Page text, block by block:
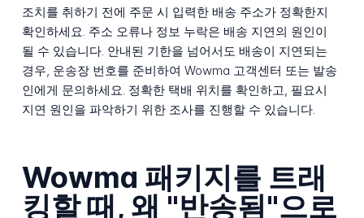
조치를 취하기 전에 주문 시 입력한 배송 주소가 정확한지
확인하세요. 주소 오류나 정보 누락은 배송 지연의 원인이
될 수 있습니다. 안내된 기한을 넘어서도 배송이 지연되는
경우, 운송장 번호를 준비하여 Wowma 고객센터 또는 발송
인에게 문의하세요. 정확한 택배 위치를 확인하고, 필요시
지연 원인을 파악하기 위한 조사를 진행할 수 있습니다.
Wowma 패키지를 트래
킹할 때, 왜 "반송됨"으로